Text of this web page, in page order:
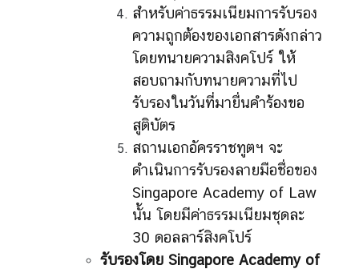
สำหรับค่าธรรมเนียมการรับรอง
ความถูกต้องของเอกสารดังกล่าว
โดยทนายความสิงคโปร์ ให้
สอบถามกับทนายความที่ไป
รับรองในวันที่มายื่นคำร้องขอ
สูติบัตร
สถานเอกอัครราชทูตฯ จะ
ดำเนินการรับรองลายมือชื่อของ
Singapore Academy of Law
นั้น โดยมีค่าธรรมเนียมชุดละ
30 ดอลลาร์สิงคโปร์
รับรองโดย Singapore Academy of